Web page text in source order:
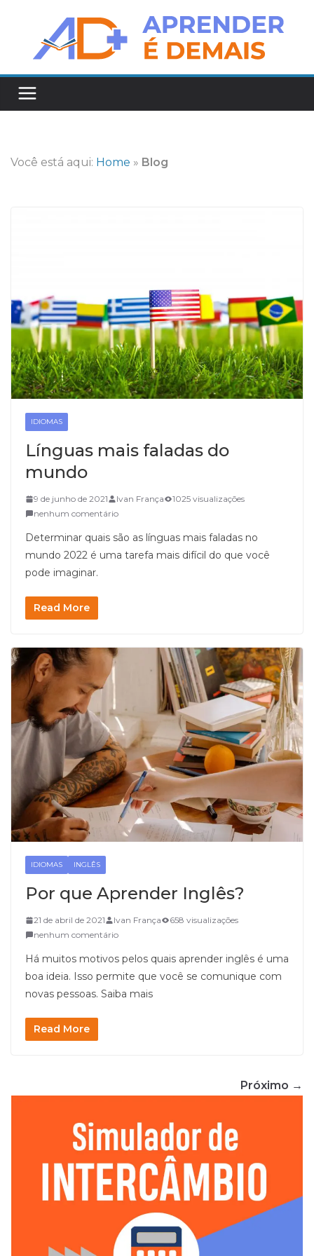
Você está aqui: Home » Blog
IDIOMAS
Línguas mais faladas do
mundo
9 de junho de 2021 Ivan França
1025 visualizações
nenhum comentário
Determinar quais são as línguas mais faladas no
mundo 2022 é uma tarefa mais difícil do que você
pode imaginar.
Read More
IDIOMAS INGLÊS
Por que Aprender Inglês?
21 de abril de 2021 Ivan França
658 visualizações
nenhum comentário
Há muitos motivos pelos quais aprender inglês é uma
boa ideia. Isso permite que você se comunique com
novas pessoas. Saiba mais
Read More
Próximo →